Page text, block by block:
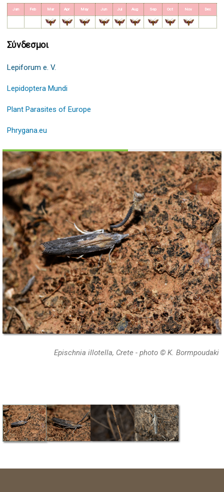
Jan Feb Mar Apr May Jun Jul Aug Sep Oct Nov Dec
Σύνδεσμοι
Lepiforum e. V.
Lepidoptera Mundi
Plant Parasites of Europe
Phrygana.eu
Epischnia illotella, Crete - photo © K. Bormpoudaki